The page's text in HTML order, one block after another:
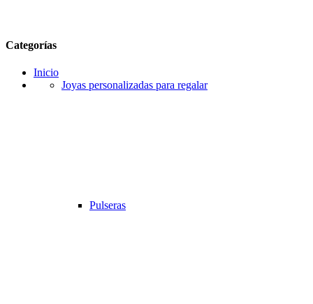
Categorías
Inicio
Joyas personalizadas para regalar
Pulseras